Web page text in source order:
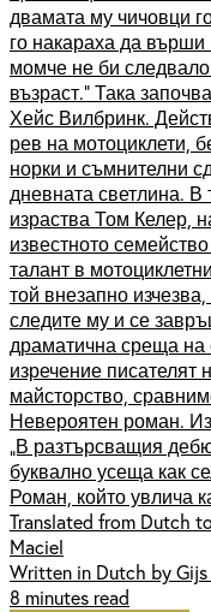
двамата му чичовци
го накараха да
момче не би
възраст.“ Така
Хейс Вилбринк.
рев на мотоциклети,
норки и съмнителни
дневната светлина. В
израства Том Келер,
известното
талант в
той внезапно
следите му и се
драматична среща на
изречение писателят
майсторство,
Невероятен роман.
„В разтърсващия
буквално усеща как
Роман, който увлича
Translated from Dutch
Maciel
Written in Dutch by
8 minutes read